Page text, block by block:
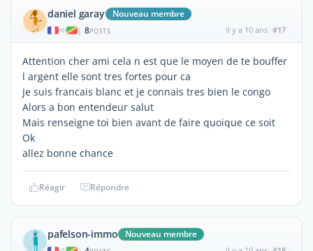
daniel garay Nouveau membre
| 8POSTS il y a 10 ans #17
Attention cher ami cela n est que le moyen de te bouffer
l argent elle sont tres fortes pour ca
Je suis francais blanc et je connais tres bien le congo
Alors a bon entendeur salut
Mais renseigne toi bien avant de faire quoique ce soit
Ok
allez bonne chance
Réagir Répondre
pafelson-immo Nouveau membre